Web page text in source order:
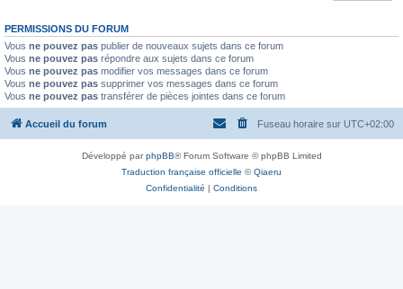
PERMISSIONS DU FORUM
Vous ne pouvez pas publier de nouveaux sujets dans ce forum
Vous ne pouvez pas répondre aux sujets dans ce forum
Vous ne pouvez pas modifier vos messages dans ce forum
Vous ne pouvez pas supprimer vos messages dans ce forum
Vous ne pouvez pas transférer de pièces jointes dans ce forum
Accueil du forum Fuseau horaire sur UTC+02:00
Développé parphpBB® Forum Software © phpBB Limited
Traduction française officielle ©Qiaeru
Confidentialité | Conditions